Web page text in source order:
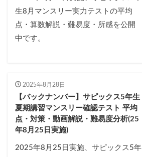
生8月マンスリー実力テストの平均
点・算数解説・難易度・所感を公開
中です。
2025年8月28日
【バックナンバー】サピックス5年生
夏期講習マンスリー確認テスト 平均
点・対策・動画解説・難易度分析(25
年8月25日実施)
2025年8月25日実施、サピックス5年